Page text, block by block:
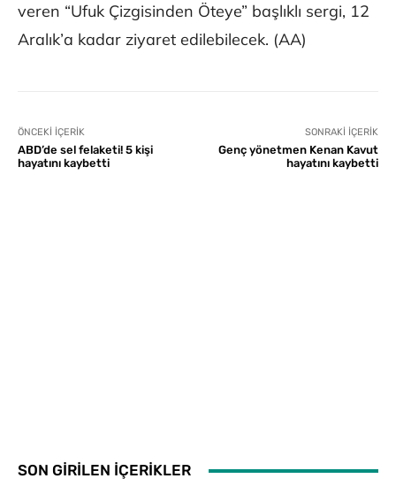
veren “Ufuk Çizgisinden Öteye” başlıklı sergi, 12
Aralık’a kadar ziyaret edilebilecek. (AA)
ÖNCEKI İÇERIK
ABD’de sel felaketi! 5 kişi
hayatını kaybetti
SONRAKI İÇERIK
Genç yönetmen Kenan Kavut
hayatını kaybetti
SON GİRİLEN İÇERİKLER